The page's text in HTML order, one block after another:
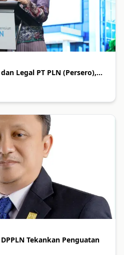
Legal PT PLN (Persero),...
Tekankan Penguatan